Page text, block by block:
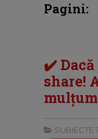
Pagini:
✔️
share!
SUBIECTE